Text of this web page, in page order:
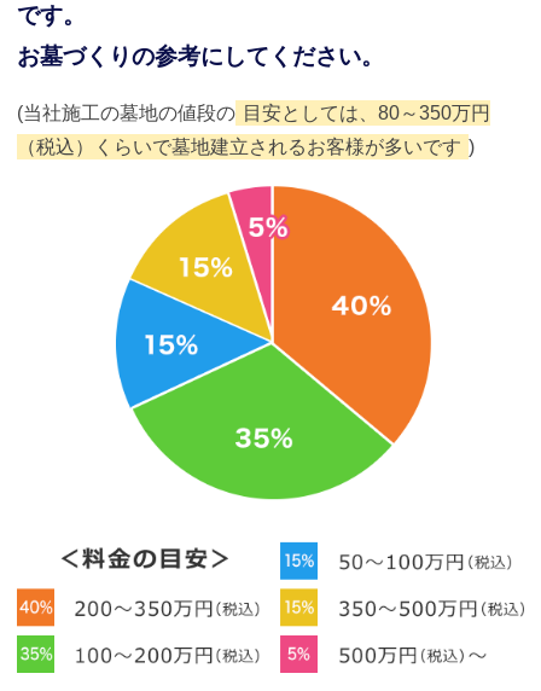
です。
お墓づくりの参考にしてください。
(当社施工の墓地の値段の 目安としては、80～350万円
（税込）くらいで墓地建立されるお客様が多いです )